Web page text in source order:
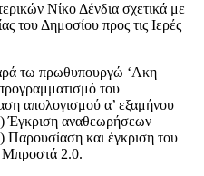
Νίκο Δένδια σχετικά με
του Δημοσίου προς τις Ιερές
τω πρωθυπουργώ ‘Ακη
του
απολογισμού α’ εξαμήνου
Έγκριση αναθεωρήσεων
Παρουσίαση και έγκριση του
Μπροστά 2.0.